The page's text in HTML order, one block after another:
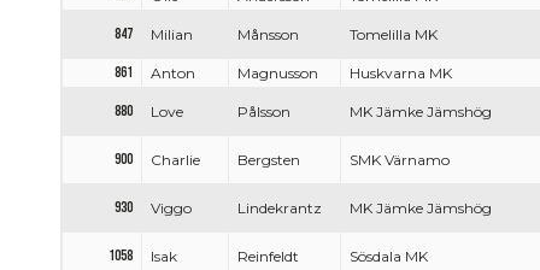
847 Milian Månsson Tomelilla MK
861 Anton Magnusson Huskvarna MK
880 Love Pålsson MK Jämke Jämshög
900 Charlie Bergsten SMK Värnamo
930 Viggo Lindekrantz MK Jämke Jämshög
1058 Isak Reinfeldt Sösdala MK